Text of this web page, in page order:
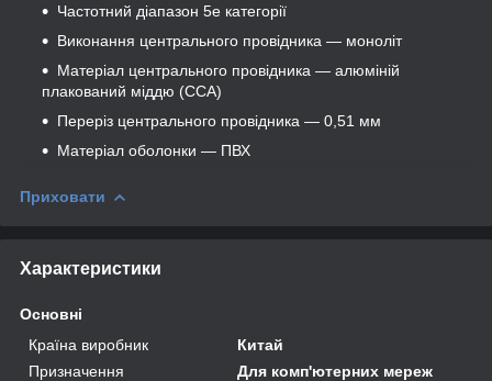
Частотний діапазон 5е категорії
Виконання центрального провідника — моноліт
Матеріал центрального провідника — алюміній
плакований міддю (CCA)
Переріз центрального провідника — 0,51 мм
Матеріал оболонки — ПВХ
Приховати
Характеристики
Основні
Країна виробник
Китай
Призначення
Для комп'ютерних мереж